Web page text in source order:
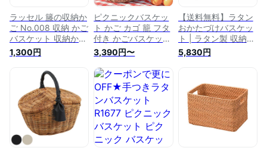
かご
ラッセル 籐の収納か
ご No.008 収納 かご
バスケット 収納かご
籐かご ラタンバスケ
ット ハロウィンバス
ケット ボタニカルス
タイル かご バスケ
ット 籐かご バスケ
ット かごバスケット
ラタン
1,300円
ピクニックバスケッ
ト かご カゴ 籠 フタ
付き かごバスケット
お花見 収納バスケッ
ト 籐のかご 北欧 お
しゃれ 持ち手 ラタ
ンバスケット 野菜か
ご フリル 収納 籐製
蓋付き 持ち手 小物
入れ 可愛い お菓子
果物 ピクニック フ
ルーツ パン 整理収
納
3,390円〜
【送料無料】ラタン
おかたづけバスケッ
ト | ラタン製 収納カ
ゴ 収納ケース 収納
小物入れ ラタンバス
ト 持ち手付き 片付
け ピクニック 籐 と
う 天然素材 丈夫 使
いやすい リビング
子供部屋 インテリア
ナチュラル かわいい
5,830円